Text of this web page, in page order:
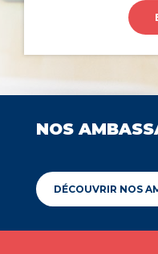
NOS
DÉCOUVRIR NOS